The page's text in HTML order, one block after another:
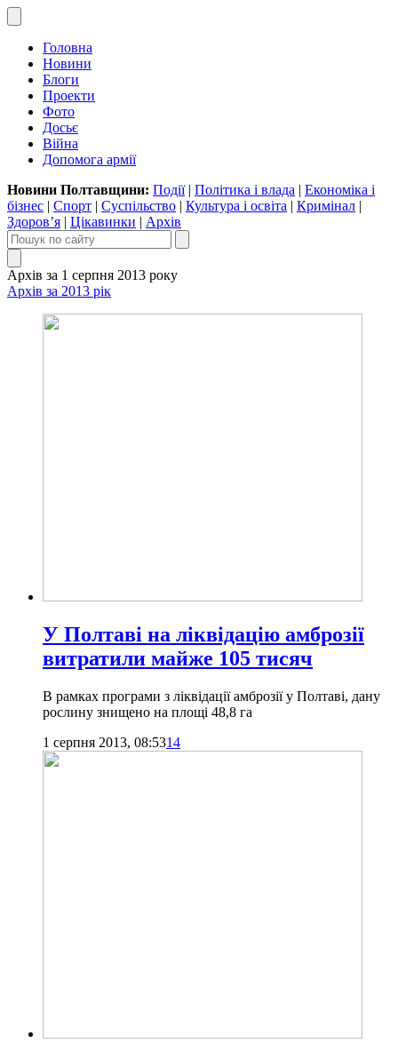
Головна
Новини
Блоги
Проекти
Фото
Досьє
Війна
Допомога армії
Новини Полтавщини: Події| Політика і влада | Економіка і
бізнес | Спорт | Суспільство | Культура і освіта | Кримінал |
Здоров’я | Цікавинки | Архів
Архів за 1 серпня 2013 року
Архів за 2013 рік
У Полтаві на ліквідацію амброзії
витратили майже 105 тисяч
В рамках програми з ліквідації амброзії у Полтаві, дану
рослину знищено на площі 48,8 га
1 серпня 2013, 08:5314